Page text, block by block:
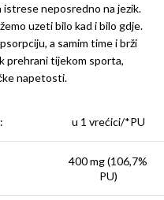
istrese neposredno na jezik.
uzeti bilo kad i bilo gdje.
a samim time i brži
prehrani tijekom sporta,
napetosti.
u 1 vrećici/*PU
400 mg (106,7%
PU)